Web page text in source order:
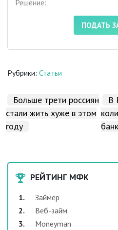
Решение:
ПОДАТЬ
Рубрики: Статьи
Больше трети россиян
стали жить хуже в этом
году
В
РЕЙТИНГ МФК
Займер
Веб-займ
Moneyman